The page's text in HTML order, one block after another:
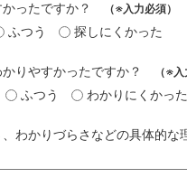
かったですか？ （※入力必須）
ふつう 探しにくかった
かりやすかったですか？ （※入
ふつう わかりにくかった
わかりづらさなどの具体的な